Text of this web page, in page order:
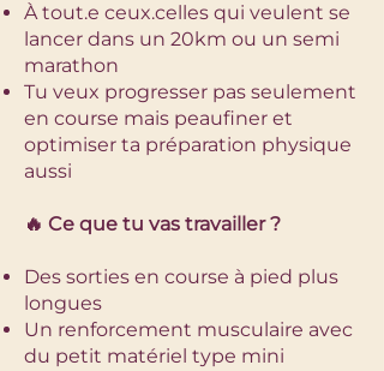
À tout.e ceux.celles qui veulent se
lancer dans un 20km ou un semi
marathon
Tu veux progresser pas seulement
en course mais peaufiner et
optimiser ta préparation physique
aussi​
🔥 Ce que tu vas travailler ?
Des sorties en course à pied plus
longues
Un renforcement musculaire avec
du petit matériel type mini